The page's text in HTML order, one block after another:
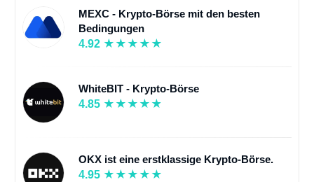
MEXC - Krypto-Börse mit den besten
Bedingungen
4.92
WhiteBIT - Krypto-Börse
4.85
OKX ist eine erstklassige Krypto-Börse.
4.95